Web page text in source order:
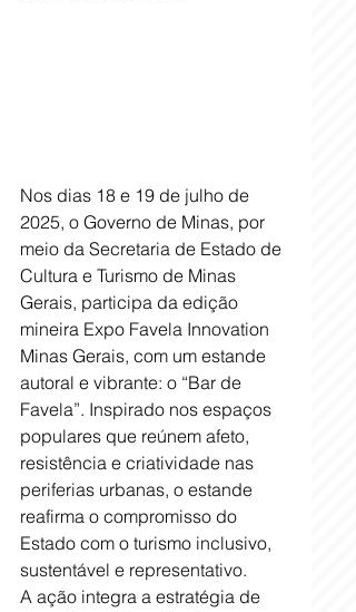
Nos dias 18 e 19 de julho de
2025, o Governo de Minas, por
meio da Secretaria de Estado de
Cultura e Turismo de Minas
Gerais, participa da edição
mineira Expo Favela Innovation
Minas Gerais, com um estande
autoral e vibrante: o “Bar de
Favela”. Inspirado nos espaços
populares que reúnem afeto,
resistência e criatividade nas
periferias urbanas, o estande
reafirma o compromisso do
Estado com o turismo inclusivo,
sustentável e representativo.
A ação integra a estratégia de